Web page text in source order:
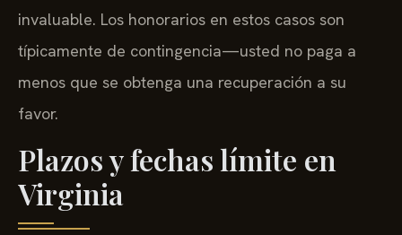
invaluable. Los honorarios en estos casos son
típicamente de contingencia—usted no paga a
menos que se obtenga una recuperación a su
favor.
Plazos y fechas límite en
Virginia